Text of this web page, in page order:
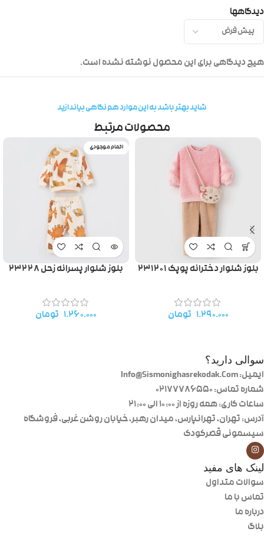
دیدگاهها
هیچ دیدگاهی برای این محصول نوشته نشده است.
شاید بهتر باشد به این موارد هم نگاهی بیاندازید
محصولات مرتبط
بلوز شلوار دخترانه پوپک ۲۳۱۲۰۱
۱.۲۹۰.۰۰۰ تومان
اتمام موجودی
بلوز شلوار پسرانه زحل ۲۳۲۲۸
۱.۲۶۰.۰۰۰ تومان
سوالی دارید؟
ایمیل: Info@Sismonighasrekodak.Com
شماره تماس: 02177786550
ساعات کاری: همه روزه از ۱۰:۰۰ الی ۲۱:۰۰
آدرس: تهران، تهرانپارس، میدان رهبر، خیابان روشن غربی، فروشگاه
سیسمونی قصرکودک
لینک های مفید
سوالات متداول
تماس با ما
درباره ما
بلاگ